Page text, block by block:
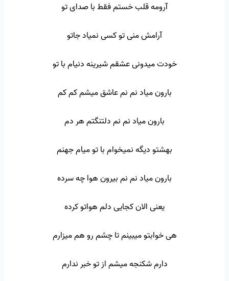
آرومه قلب خستم فقط با صدای تو
آرامش منی تو کسی نمیاد جاتو
خودت میدونی عشقم شیرینه دنیام با تو
بارون میاد نم نم عاشق میشم کم کم
بارون میاد نم نم دلتنگتم هر دم
بهشتو دیگه نمیخوام با تو میام جهنم
بارون میاد نم نم بیرون هوا چه سرده
یعنی الان کجایی دلم هواتو کرده
هی خوابتو میبینم تا چشم رو هم میزارم
دارم شکنجه میشم از تو خبر ندارم